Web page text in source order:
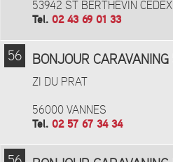
53942 ST BERTHEVIN CEDEX
Tel. 02 43 69 01 33
56 BONJOUR
ZI DU PRAT
56000 VANNES
Tel. 02 57 67 34 34